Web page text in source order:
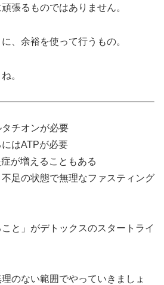
張るものではありません。
、余裕を使って行うもの。
。
タチオンが必要
にはATPが必要
が増えることもある
不足の状態で無理なファスティング
と」がデトックスのスタートライ
のない範囲でやっていきましょ